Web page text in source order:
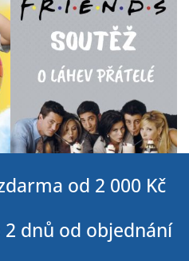
od 2 000 Kč
2 dnů od objednání